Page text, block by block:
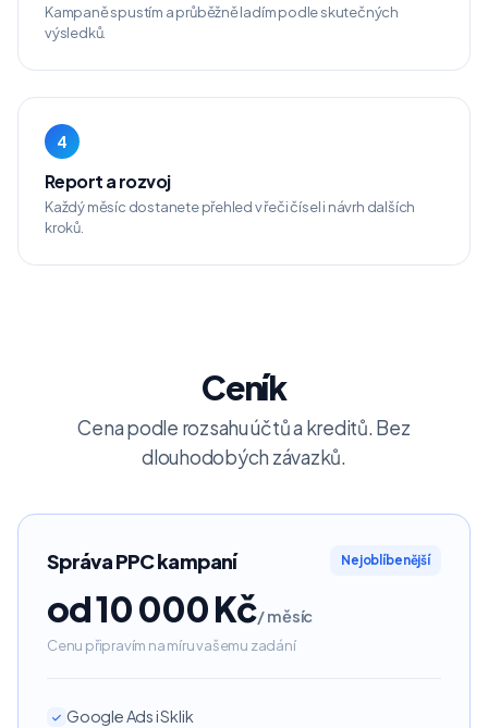
Kampaně spustím a průběžně ladím podle skutečných
výsledků.
4
Report a rozvoj
Každý měsíc dostanete přehled v řeči čísel i návrh dalších
kroků.
Ceník
Cena podle rozsahu účtů a kreditů. Bez
dlouhodobých závazků.
Správa PPC kampaní Nejoblíbenější
od 10 000 Kč/ měsíc
Cenu připravím na míru vašemu zadání
Google Ads i Sklik